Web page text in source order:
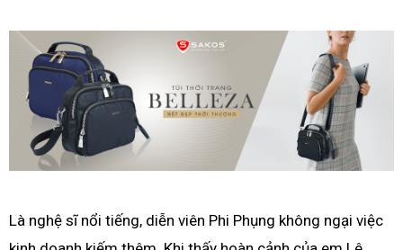
Là nghệ sĩ nổi tiếng, diễn viên Phi Phụng không ngại việc